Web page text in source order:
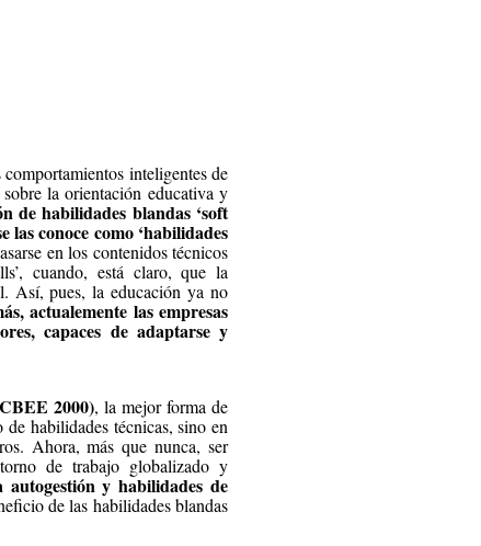
inteligentes de
la orientación educativa y
de habilidades blandas ‘soft
las conoce como ‘habilidades
en los contenidos técnicos
cuando, está claro, que la
Así, pues, la educación ya no
actualemente las empresas
capaces de adaptarse y
2000), la mejor forma de
habilidades técnicas, sino en
Ahora, más que nunca, ser
de trabajo globalizado y
autogestión y habilidades de
de las habilidades blandas